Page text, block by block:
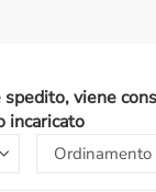
viene
incaricato